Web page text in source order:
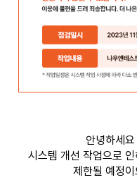
안녕하세
시스템 개선 작업으로
제한될 예정